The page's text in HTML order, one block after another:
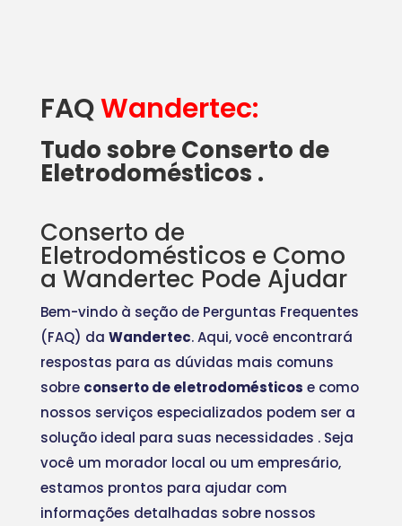
FAQWandertec:
Tudo sobre Conserto de
Eletrodomésticos .
Conserto de
Eletrodomésticos e Como
a Wandertec Pode Ajudar
Bem-vindo à seção de Perguntas Frequentes
(FAQ) da Wandertec. Aqui, você encontrará
respostas para as dúvidas mais comuns
sobre conserto de eletrodomésticos e como
nossos serviços especializados podem ser a
solução ideal para suas necessidades . Seja
você um morador local ou um empresário,
estamos prontos para ajudar com
informações detalhadas sobre nossos